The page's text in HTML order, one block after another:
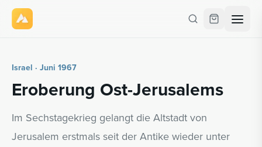
Israel · Juni 1967
Er­obe­rung Ost-Je­ru­sa­lems
Im Sechstagekrieg gelangt die Altstadt von
Jerusalem erstmals seit der Antike wieder unter